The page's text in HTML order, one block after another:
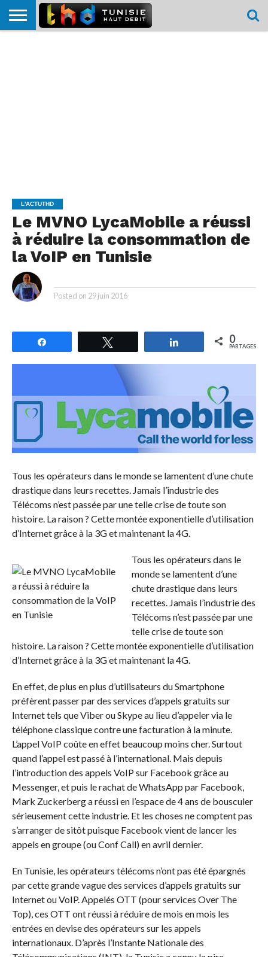
L'ACTUTHD
Le MVNO LycaMobile a réussi
à réduire la consommation de
la VoIP en Tunisie
Posted on 29 juin 2016
Partagez 0
PARTAGES
Tous les opérateurs dans le monde se lamentent d’une chute
drastique dans leurs recettes. Jamais l’industrie des
Télécoms n’est passée par une telle crise de toute son
histoire. La raison ? Cette montée exponentielle d’utilisation
d’Internet grâce à la 3G et maintenant la 4G.
Tous les opérateurs dans le
monde se lamentent d’une
chute drastique dans leurs
recettes. Jamais l’industrie des
Télécoms n’est passée par une
telle crise de toute son
histoire. La raison ? Cette montée exponentielle d’utilisation
d’Internet grâce à la 3G et maintenant la 4G.
En effet, de plus en plus d’utilisateurs du Smartphone
préfèrent passer par des services d’appels gratuits sur
Internet tels que Viber ou Skype au lieu d’appeler via le
téléphone classique contre une facturation à la minute.
L’appel VoIP coûte en effet beaucoup moins cher. Surtout
quand l’appel est passé à l’international. Mais depuis
l’introduction des appels VoIP sur Facebook grâce au
Messenger, et puis le rachat de WhatsApp par Facebook,
Mark Zuckerberg a réussi en l’espace de 4 ans de bousculer
sérieusement cette industrie. Et les choses ne comptent pas
s’arranger de sitôt puisque Facebook vient de lancer les
appels en groupe (ou Conf Call) en avril dernier.
En Tunisie, les opérateurs télécoms n’ont pas été épargnés
par cette grande vague des services d’appels gratuits sur
Internet ou VoIP. Appelés OTT (pour services Over The
Top), ces OTT ont réussi à réduire de mois en mois les
entrées en devise des opérateurs sur les appels
internationaux. D’après l’Instante Nationale des